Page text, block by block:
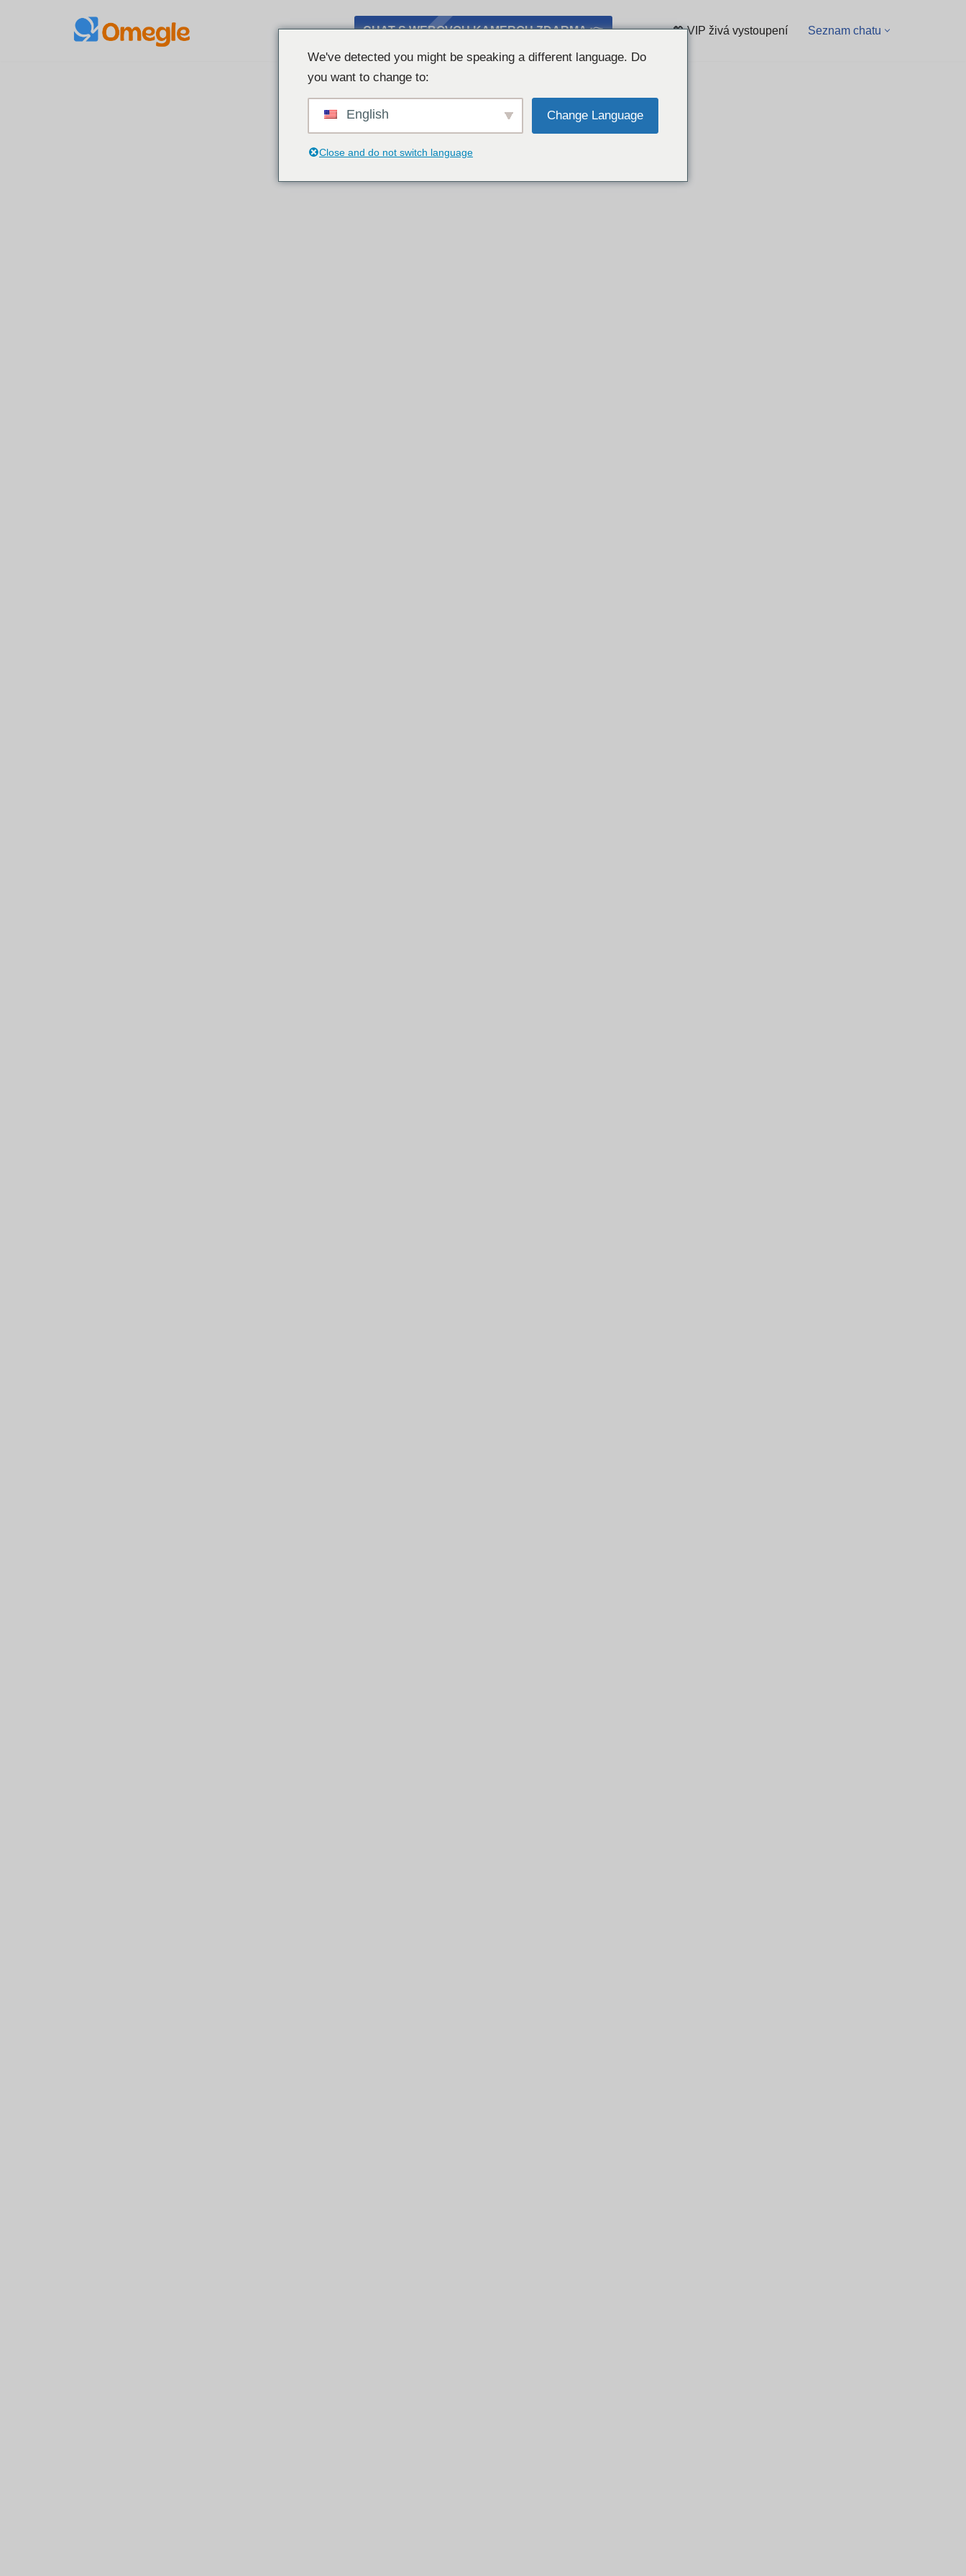
CHAT S WEBOVOU KAMEROU ZDARMA 👉 💖 VIP živá vystoupení Seznam chatu
We've detected you might be speaking a different language. Do
you want to change to:
English Change Language
Close and do not switch language